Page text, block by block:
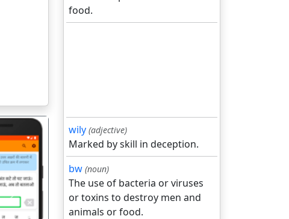
अगला
food.
wily (adjective)
Marked by skill in deception.
bw (noun)
The use of bacteria or viruses
or toxins to destroy men and
animals or food.